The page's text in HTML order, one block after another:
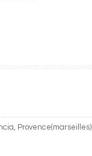
Provence(marseilles)